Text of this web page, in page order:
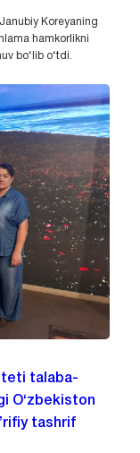
Koreyaning
hamkorlikni
bo‘lib o‘tdi.
talaba-
O‘zbekiston
tashrif